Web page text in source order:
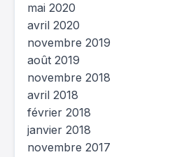
mai 2020
avril 2020
novembre 2019
août 2019
novembre 2018
avril 2018
février 2018
janvier 2018
novembre 2017